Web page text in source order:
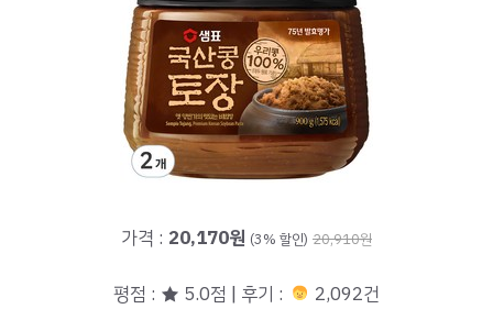
가격 : 20,170원 (3% 할인) 20,910원
평점 : ★ 5.0점 | 후기 : 2,092건